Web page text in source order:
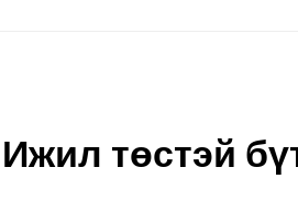
Ижил төстэй